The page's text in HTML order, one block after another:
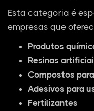
Esta categoria é
empresas que
Produtos
Resinas
Compostos
Adesivos para
Fertilizantes